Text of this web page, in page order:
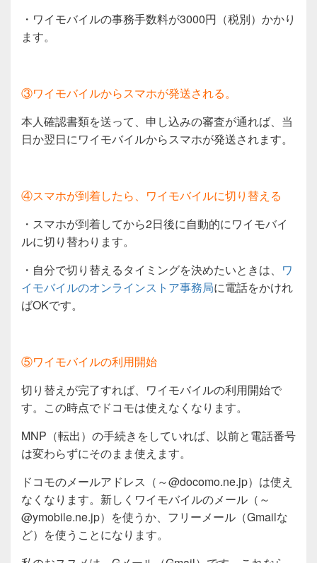
・ワイモバイルの事務手数料が3000円（税別）かかり
ます。
③ワイモバイルからスマホが発送される。
本人確認書類を送って、申し込みの審査が通れば、当
日か翌日にワイモバイルからスマホが発送されます。
④スマホが到着したら、ワイモバイルに切り替える
・スマホが到着してから2日後に自動的にワイモバイ
ルに切り替わります。
・自分で切り替えるタイミングを決めたいときは、 ワ
イモバイルのオンラインストア事務局に電話をかけれ
ばOKです。
⑤ワイモバイルの利用開始
切り替えが完了すれば、ワイモバイルの利用開始で
す。この時点でドコモは使えなくなります。
MNP（転出）の手続きをしていれば、以前と電話番号
は変わらずにそのまま使えます。
ドコモのメールアドレス（～@docomo.ne.jp）は使え
なくなります。新しくワイモバイルのメール（～
@ymobile.ne.jp）を使うか、フリーメール（Gmailな
ど）を使うことになります。